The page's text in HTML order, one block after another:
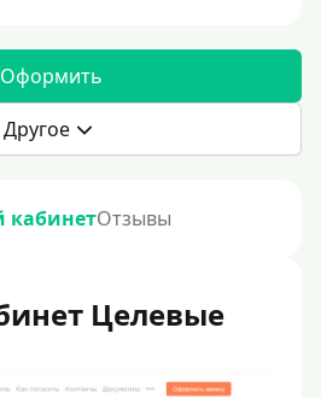
Оформить
Другое
Отзывы
Целевые